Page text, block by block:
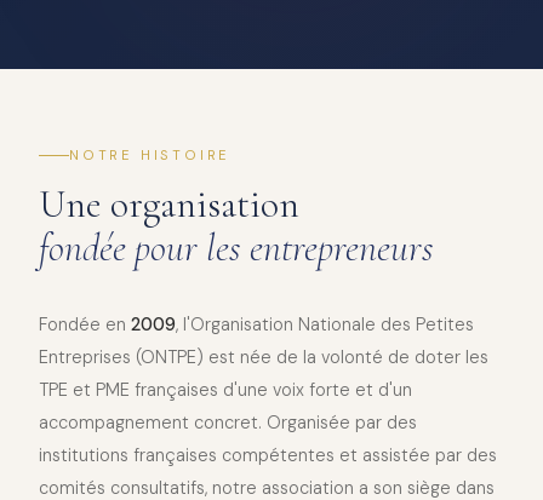
NOTRE HISTOIRE
Une organisation
fondée pour les entrepreneurs
Fondée en 2009, l'Organisation Nationale des Petites
Entreprises (ONTPE) est née de la volonté de doter les
TPE et PME françaises d'une voix forte et d'un
accompagnement concret. Organisée par des
institutions françaises compétentes et assistée par des
comités consultatifs, notre association a son siège dans